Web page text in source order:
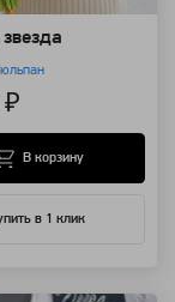
₽
в 1 клик
В корзину